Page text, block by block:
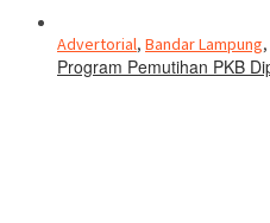
Advertorial, Bandar Lampung,
Program Pemutihan PKB